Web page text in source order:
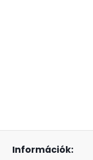
Információk: